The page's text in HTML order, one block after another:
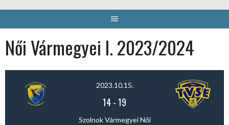
Női Vármegyei I. 2023/2024
2023.10.15.
14-19
Szolnok Vármegyei Női